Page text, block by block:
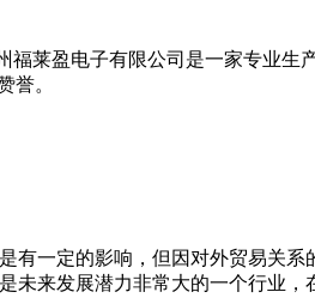
莱盈电子有限公司是一家专业生
誉。
有一定的影响，但因对外贸易关系
未来发展潜力非常大的一个行业，